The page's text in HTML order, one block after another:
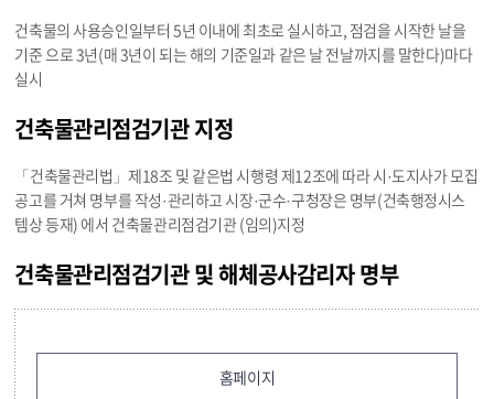
건축물의 사용승인일부터 5년 이내에 최초로 실시하고, 점검을 시작한 날을
기준 으로 3년(매 3년이 되는 해의 기준일과 같은 날 전날까지를 말한다)마다
실시
건축물관리점검기관 지정
「건축물관리법」제18조 및 같은법 시행령 제12조에 따라 시·도지사가 모집
공고를 거쳐 명부를 작성·관리하고 시장·군수·구청장은 명부(건축행정시스
템상 등재) 에서 건축물관리점검기관 (임의)지정
건축물관리점검기관 및 해체공사감리자 명부
홈페이지